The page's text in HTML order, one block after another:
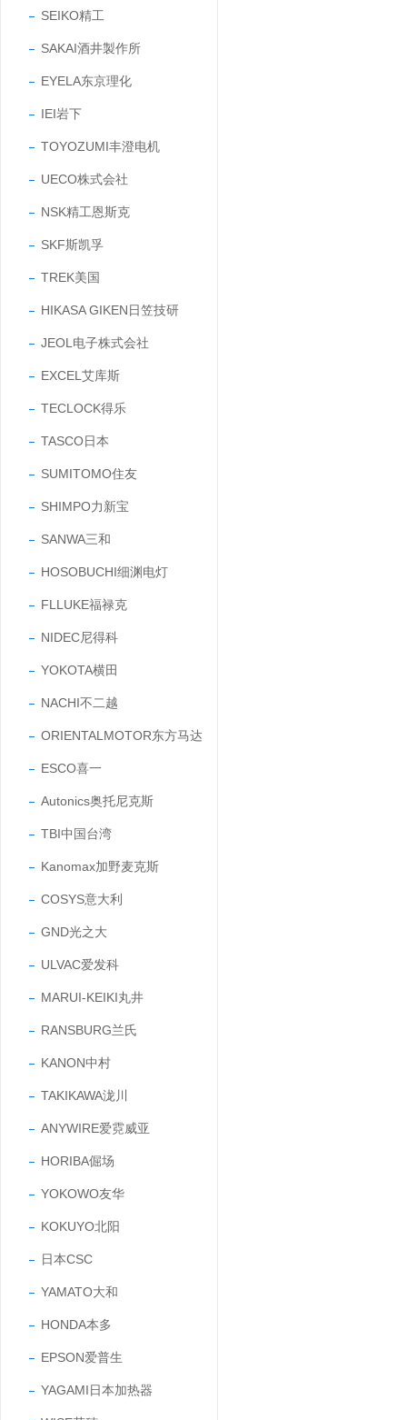
SEIKO精工
SAKAI酒井製作所
EYELA东京理化
IEI岩下
TOYOZUMI丰澄电机
UECO株式会社
NSK精工恩斯克
SKF斯凯孚
TREK美国
HIKASA GIKEN日笠技研
JEOL电子株式会社
EXCEL艾库斯
TECLOCK得乐
TASCO日本
SUMITOMO住友
SHIMPO力新宝
SANWA三和
HOSOBUCHI细渊电灯
FLLUKE福禄克
NIDEC尼得科
YOKOTA横田
NACHI不二越
ORIENTALMOTOR东方马达
ESCO喜一
Autonics奥托尼克斯
TBI中国台湾
Kanomax加野麦克斯
COSYS意大利
GND光之大
ULVAC爱发科
MARUI-KEIKI丸井
RANSBURG兰氏
KANON中村
TAKIKAWA泷川
ANYWIRE爱霓威亚
HORIBA倔场
YOKOWO友华
KOKUYO北阳
日本CSC
YAMATO大和
HONDA本多
EPSON爱普生
YAGAMI日本加热器